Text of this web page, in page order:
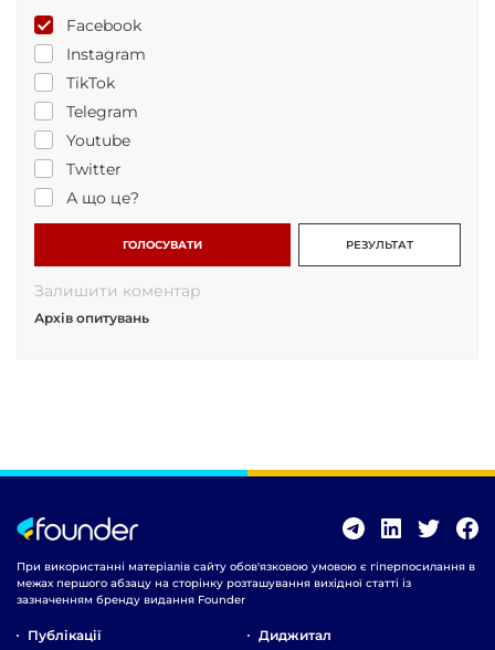
Facebook
Instagram
TikTok
Telegram
Youtube
Twitter
А що це?
ГОЛОСУВАТИ РЕЗУЛЬТАТ
Залишити коментар
Архів опитувань
При використанні матеріалів сайту обов'язковою умовою є гіперпосилання в
межах першого абзацу на сторінку розташування вихідної статті із
зазначенням бренду видання Founder
Публікації Диджитал